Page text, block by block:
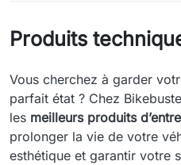
Produits
Vous cherchez à garder
parfait état ? Chez
les meilleurs produits
prolonger la vie de votre
esthétique et garantir votre